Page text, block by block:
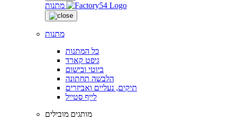
מתנות
מתנות
כל המתנות
גיפט קארד
ביוטי ובישום
הלבשה תחתונה
תיקים, נעליים ואביזרים
לייף סטייל
מותגים מובילים